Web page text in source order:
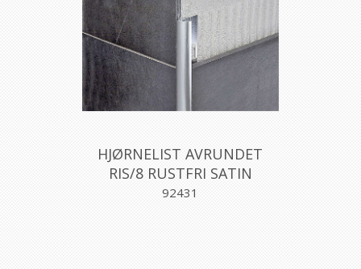
HJØRNELIST AVRUNDET
RIS/8 RUSTFRI SATIN
8MM270CM, PROFILPAS
92431